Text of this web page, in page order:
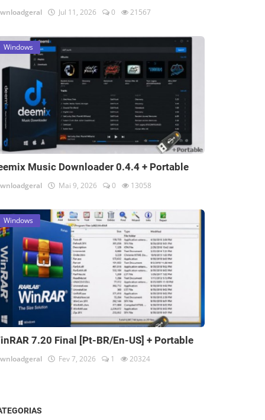
Jul 11, 2026 0 21567
Windows
Music Downloader 0.4.4 + Portable
Mai 9, 2026 0 13058
Windows
7.20 Final [Pt-BR/En-US] + Portable
Fev 7, 2026 1 20324